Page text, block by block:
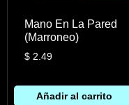
Mano En La Pared
(Marroneo)
$2.49
Añadir al carrito